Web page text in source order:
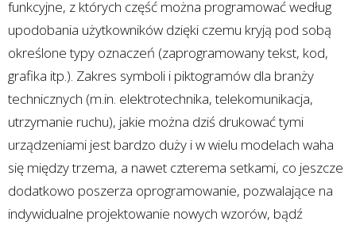
funkcyjne, z których część można programować według
upodobania użytkowników dzięki czemu kryją pod sobą
określone typy oznaczeń (zaprogramowany tekst, kod,
grafika itp.). Zakres symboli i piktogramów dla branży
technicznych (m.in. elektrotechnika, telekomunikacja,
utrzymanie ruchu), jakie można dziś drukować tymi
urządzeniami jest bardzo duży i w wielu modelach waha
się między trzema, a nawet czterema setkami, co jeszcze
dodatkowo poszerza oprogramowanie, pozwalające na
indywidualne projektowanie nowych wzorów, bądź